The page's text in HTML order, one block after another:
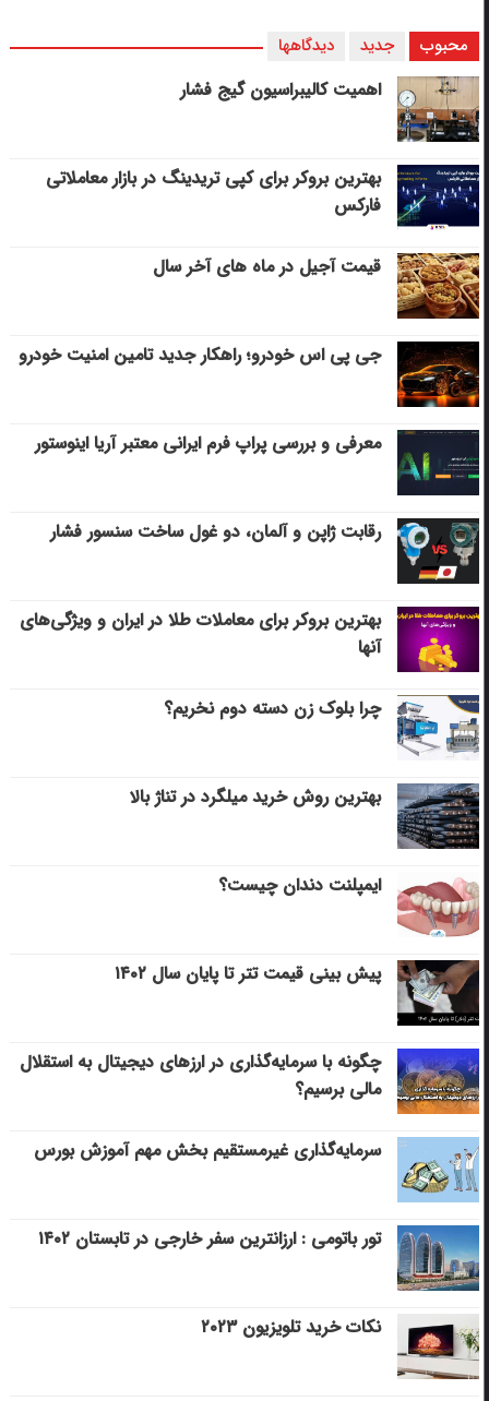
محبوب جدید دیدگاهها
اهمیت کالیبراسیون گیج فشار
بهترین بروکر برای کپی‌ تریدینگ در بازار معاملاتی
فارکس
قیمت آجیل در ماه های آخر سال
جی پی اس خودرو؛ راهکار جدید تامین امنیت خودرو
معرفی و بررسی پراپ فرم ایرانی معتبر آریا اینوستور
رقابت ژاپن و آلمان، دو غول ساخت سنسور فشار
بهترین بروکر برای معاملات طلا در ایران و ویژگی‌های
آنها
چرا بلوک زن دسته دوم نخریم؟
بهترین روش خرید میلگرد در تناژ بالا
ایمپلنت دندان چیست؟
پیش بینی قیمت تتر تا پایان سال ۱۴۰۲
چگونه با سرمایه‌گذاری در ارزهای دیجیتال به استقلال
مالی برسیم؟
سرمایه‌گذاری غیرمستقیم بخش مهم آموزش بورس
تور باتومی : ارزانترین سفر خارجی در تابستان ۱۴۰۲
نکات خرید تلویزیون ۲۰۲۳